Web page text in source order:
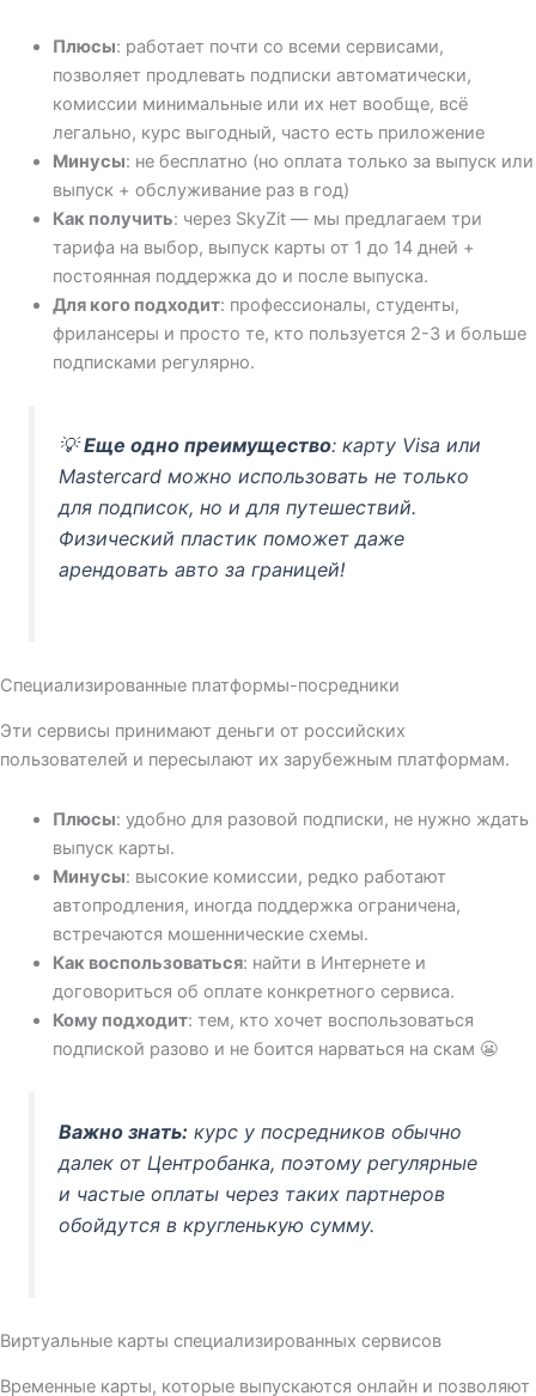
Плюсы: работает почти со всеми сервисами,
позволяет продлевать подписки автоматически,
комиссии минимальные или их нет вообще, всё
легально, курс выгодный, часто есть приложение
Минусы: не бесплатно (но оплата только за выпуск или
выпуск + обслуживание раз в год)
Как получить: через SkyZit — мы предлагаем три
тарифа на выбор, выпуск карты от 1 до 14 дней +
постоянная поддержка до и после выпуска.
Для кого подходит: профессионалы, студенты,
фрилансеры и просто те, кто пользуется 2-3 и больше
подписками регулярно.
💡Еще одно преимущество: карту Visa или
Mastercard можно использовать не только
для подписок, но и для путешествий.
Физический пластик поможет даже
арендовать авто за границей!
Специализированные платформы-посредники
Эти сервисы принимают деньги от российских
пользователей и пересылают их зарубежным платформам.
Плюсы: удобно для разовой подписки, не нужно ждать
выпуск карты.
Минусы: высокие комиссии, редко работают
автопродления, иногда поддержка ограничена,
встречаются мошеннические схемы.
Как воспользоваться: найти в Интернете и
договориться об оплате конкретного сервиса.
Кому подходит: тем, кто хочет воспользоваться
подпиской разово и не боится нарваться на скам 😬
Важно знать: курс у посредников обычно
далек от Центробанка, поэтому регулярные
и частые оплаты через таких партнеров
обойдутся в кругленькую сумму.
Виртуальные карты специализированных сервисов
Временные карты, которые выпускаются онлайн и позволяют